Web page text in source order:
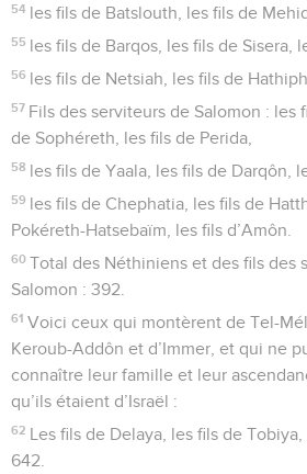
54 les fils de Batslouth, les fils de
55 les fils de Barqos, les fils de Sisera,
56 les fils de Netsiah, les fils de
57 Fils des serviteurs de Salomon : les
de Sophéreth, les fils de Perida,
58 les fils de Yaala, les fils de Darqôn,
59 les fils de Chephatia, les fils de
Pokéreth-Hatsebaïm, les fils d’Amôn.
60 Total des Néthiniens et des fils des
Salomon : 392.
61 Voici ceux qui montèrent de Tel-
Keroub-Addôn et d’Immer, et qui ne
connaître leur famille et leur
qu’ils étaient d’Israël :
62 Les fils de Delaya, les fils de Tobiya,
642.